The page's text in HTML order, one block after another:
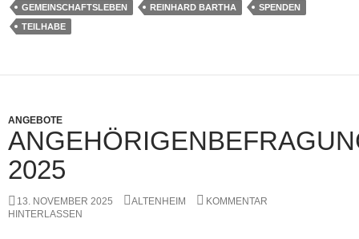
GEMEINSCHAFTSLEBEN
REINHARD BARTHA
SPENDEN
TEILHABE
ANGEBOTE
2025
13. NOVEMBER 2025 ALTENHEIM
KOMMENTAR
HINTERLASSEN